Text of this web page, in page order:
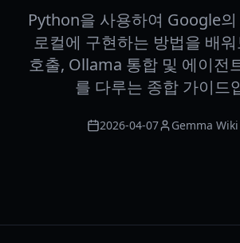
Python을 사용하여 Google
로컬에 구현하는 방법을 배
호출, Ollama 통합 및 에이전
를 다루는 종합 가이드
2026-04-07 Gemma